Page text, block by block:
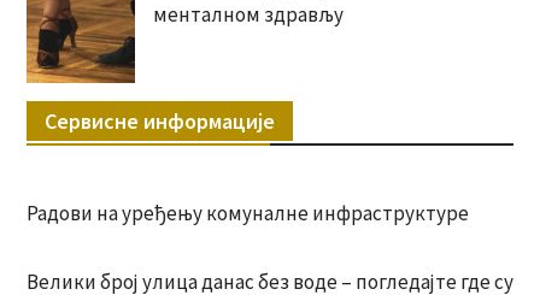
менталном здрављу
Сервисне информације
Радови на уређењу комуналне инфраструктуре
Велики број улица данас без воде – погледајте где су